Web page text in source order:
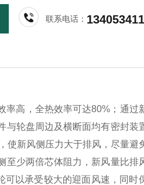
联系电话：
率高，全热效率可达80% ；通过
与轮盘周边及横断面均有密封装
使新风侧压力大于排风，尽量避
至少两倍芯体阻力，新风量比排
可以承受较大的迎面风速，同时